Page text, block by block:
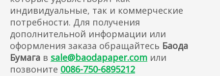
индивидуальные, так и коммерческие
потребности. Для получения
дополнительной информации или
оформления заказа обращайтесь Баода
Бумага в sale@baodapaper.com или
позвоните 0086-750-6895212